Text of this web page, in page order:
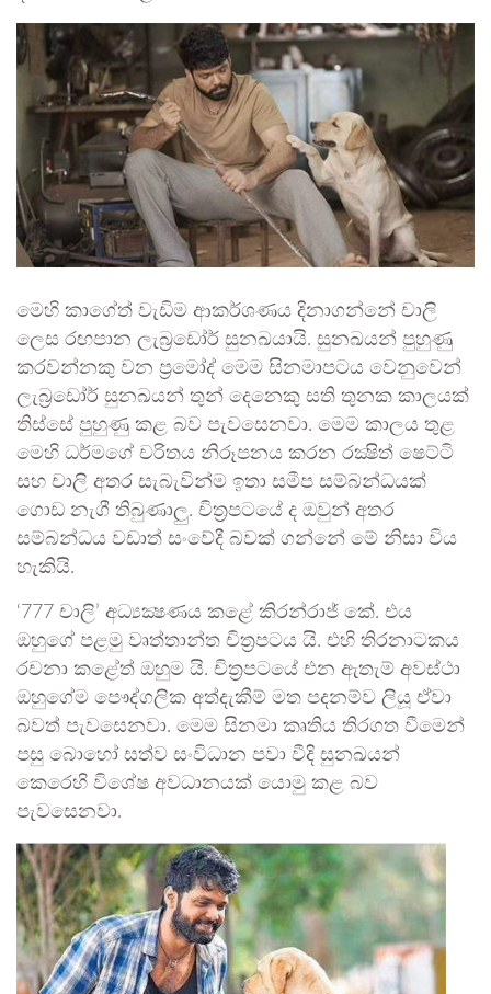
මෙහි කාගේත් වැඩිම ආකර්ශණය දිනාගන්නේ චාලි
ලෙස රඟපාන ලැබ්‍රඩෝර් සුනඛයායි. සුනඛයන් පුහුණු
කරවන්නකු වන ප්‍රමෝද් මෙම සිනමාපටය වෙනුවෙන්
ලැබ්‍රඩෝර් සුනඛයන් තුන් දෙනෙකු සති තුනක කාලයක්
තිස්සේ පුහුණු කළ බව පැවසෙනවා. මෙම කාලය තුළ
මෙහි ධර්මගේ චරිතය නිරූපනය කරන රක්‍ෂිත් ෂෙට්ටි
සහ චාලි අතර සැබැවින්ම ඉතා සමීප සම්බන්ධයක්
ගොඩ නැගී තිබුණාලු. චිත්‍රපටයේ ද ඔවුන් අතර
සම්බන්ධය වඩාත් සංවේදී බවක් ගන්නේ මේ නිසා විය
හැකියි.
‘777 චාලි’ අධ්‍යක්‍ෂණය කළේ කිරන්රාජ් කේ. එය
ඔහුගේ පළමු වෘත්තාන්ත චිත්‍රපටය යි. එහි තිරනාටකය
රචනා කළේත් ඔහුම යි. චිත්‍රපටයේ එන ඇතැම් අවස්ථා
ඔහුගේම පෞද්ගලික අත්දැකීම් මත පදනම්ව ලියූ ඒවා
බවත් පැවසෙනවා. මෙම සිනමා කෘතිය තිරගත වීමෙන්
පසු බොහෝ සත්ව සංවිධාන පවා වීදි සුනඛයන්
කෙරෙහි විශේෂ අවධානයක් යොමු කළ බව
පැවසෙනවා.